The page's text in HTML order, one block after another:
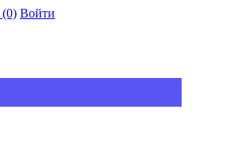
(0) Войти